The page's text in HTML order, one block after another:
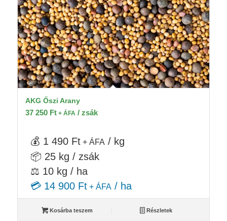
AKG Őszi Arany
37 250 Ft+ ÁFA / zsák
💰 1 490 Ft+ ÁFA / kg
📦 25 kg / zsák
⚖️ 10 kg / ha
💳 14 900 Ft+ ÁFA/ ha
Kosárba teszem Részletek